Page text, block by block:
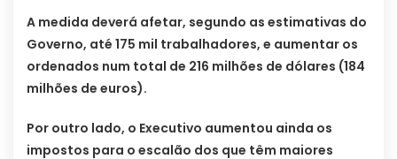
A medida deverá afetar, segundo as estimativas do
Governo, até 175 mil trabalhadores, e aumentar os
ordenados num total de 216 milhões de dólares (184
milhões de euros).
Por outro lado, o Executivo aumentou ainda os
impostos para o escalão dos que têm maiores